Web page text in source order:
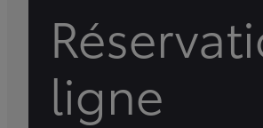
ligne